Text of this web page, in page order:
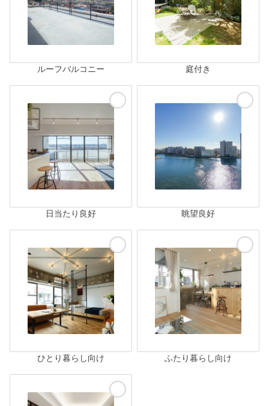
ルーフバルコニー 庭付き
日当たり良好 眺望良好
ひとり暮らし向け ふたり暮らし向け